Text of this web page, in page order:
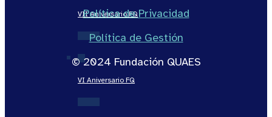
VII Aniversario FQ
VI Aniversario FQ
Política de Privacidad
Política de Gestión
© 2024 Fundación QUAES